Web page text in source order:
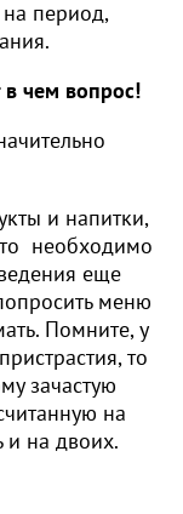
на период,
чем вопрос!
и напитки,
необходимо
еще
меню
Помните, у
то
зачастую
на
и на двоих.